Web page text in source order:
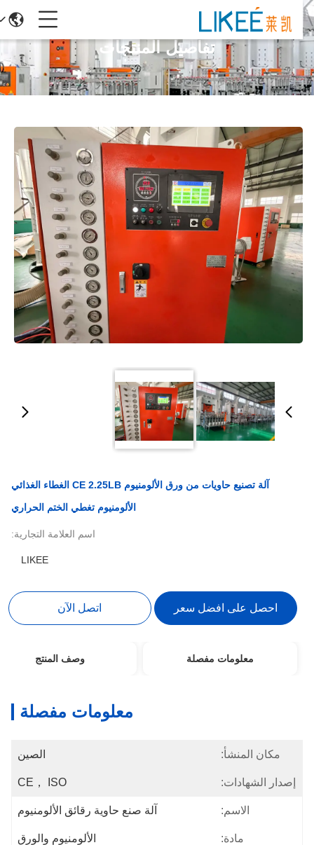
تفاصيل المنتجات
آلة تصنيع حاويات من ورق الألومنيوم CE 2.25LB الغطاء الغذائي
الألومنيوم تغطي الختم الحراري
اسم العلامة التجارية:
LIKEE
احصل على افضل سعر اتصل الآن
معلومات مفصلة وصف المنتج
معلومات مفصلة
مكان المنشأ: الصين
إصدار الشهادات: CE， ISO
الاسم: آلة صنع حاوية رقائق الألومنيوم
مادة: الألومنيوم والورق